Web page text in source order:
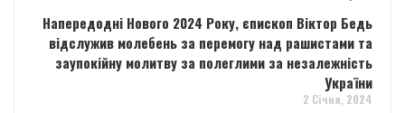
Напередодні Нового 2024 Року, єпископ Віктор Бедь
відслужив молебень за перемогу над рашистами та
заупокійну молитву за полеглими за незалежність
України
2 Січня, 2024